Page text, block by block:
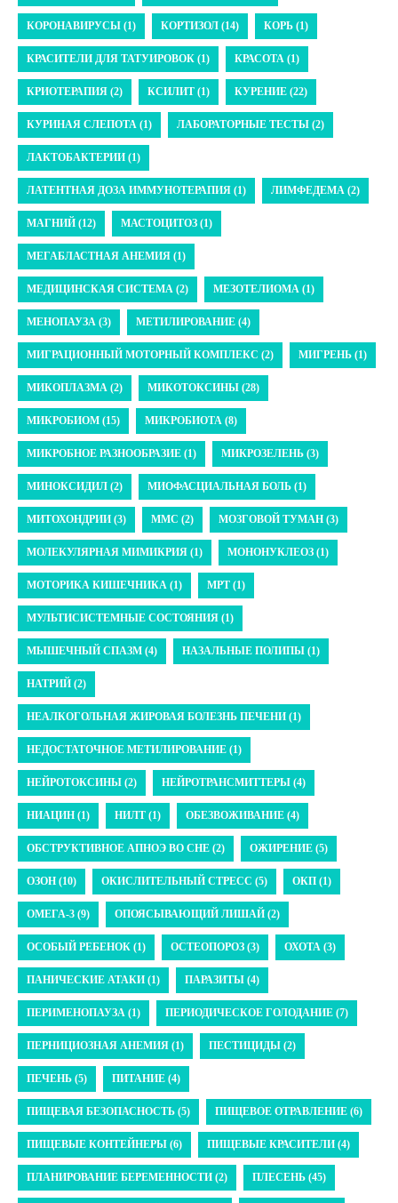
КОРОНАВИРУСЫ (1) КОРТИЗОЛ (14) КОРЬ (1)
КРАСИТЕЛИ ДЛЯ ТАТУИРОВОК (1) КРАСОТА (1)
КРИОТЕРАПИЯ (2) КСИЛИТ (1) КУРЕНИЕ (22)
КУРИНАЯ СЛЕПОТА (1) ЛАБОРАТОРНЫЕ ТЕСТЫ (2)
ЛАКТОБАКТЕРИИ (1)
ЛАТЕНТНАЯ ДОЗА ИММУНОТЕРАПИЯ (1) ЛИМФЕДЕМА (2)
МАГНИЙ (12) МАСТОЦИТОЗ (1)
МЕГАБЛАСТНАЯ АНЕМИЯ (1)
МЕДИЦИНСКАЯ СИСТЕМА (2) МЕЗОТЕЛИОМА (1)
МЕНОПАУЗА (3) МЕТИЛИРОВАНИЕ (4)
МИГРАЦИОННЫЙ МОТОРНЫЙ КОМПЛЕКС (2) МИГРЕНЬ (1)
МИКОПЛАЗМА (2) МИКОТОКСИНЫ (28)
МИКРОБИОМ (15) МИКРОБИОТА (8)
МИКРОБНОЕ РАЗНООБРАЗИЕ (1) МИКРОЗЕЛЕНЬ (3)
МИНОКСИДИЛ (2) МИОФАСЦИАЛЬНАЯ БОЛЬ (1)
МИТОХОНДРИИ (3) ММС (2) МОЗГОВОЙ ТУМАН (3)
МОЛЕКУЛЯРНАЯ МИМИКРИЯ (1) МОНОНУКЛЕОЗ (1)
МОТОРИКА КИШЕЧНИКА (1) МРТ (1)
МУЛЬТИСИСТЕМНЫЕ СОСТОЯНИЯ (1)
МЫШЕЧНЫЙ СПАЗМ (4) НАЗАЛЬНЫЕ ПОЛИПЫ (1)
НАТРИЙ (2)
НЕАЛКОГОЛЬНАЯ ЖИРОВАЯ БОЛЕЗНЬ ПЕЧЕНИ (1)
НЕДОСТАТОЧНОЕ МЕТИЛИРОВАНИЕ (1)
НЕЙРОТОКСИНЫ (2) НЕЙРОТРАНСМИТТЕРЫ (4)
НИАЦИН (1) НИЛТ (1) ОБЕЗВОЖИВАНИЕ (4)
ОБСТРУКТИВНОЕ АПНОЭ ВО СНЕ (2) ОЖИРЕНИЕ (5)
ОЗОН (10) ОКИСЛИТЕЛЬНЫЙ СТРЕСС (5) ОКП (1)
ОМЕГА-3 (9) ОПОЯСЫВАЮЩИЙ ЛИШАЙ (2)
ОСОБЫЙ РЕБЕНОК (1) ОСТЕОПОРОЗ (3) ОХОТА (3)
ПАНИЧЕСКИЕ АТАКИ (1) ПАРАЗИТЫ (4)
ПЕРИМЕНОПАУЗА (1) ПЕРИОДИЧЕСКОЕ ГОЛОДАНИЕ (7)
ПЕРНИЦИОЗНАЯ АНЕМИЯ (1) ПЕСТИЦИДЫ (2)
ПЕЧЕНЬ (5) ПИТАНИЕ (4)
ПИЩЕВАЯ БЕЗОПАСНОСТЬ (5) ПИЩЕВОЕ ОТРАВЛЕНИЕ (6)
ПИЩЕВЫЕ КОНТЕЙНЕРЫ (6) ПИЩЕВЫЕ КРАСИТЕЛИ (4)
ПЛАНИРОВАНИЕ БЕРЕМЕННОСТИ (2) ПЛЕСЕНЬ (45)